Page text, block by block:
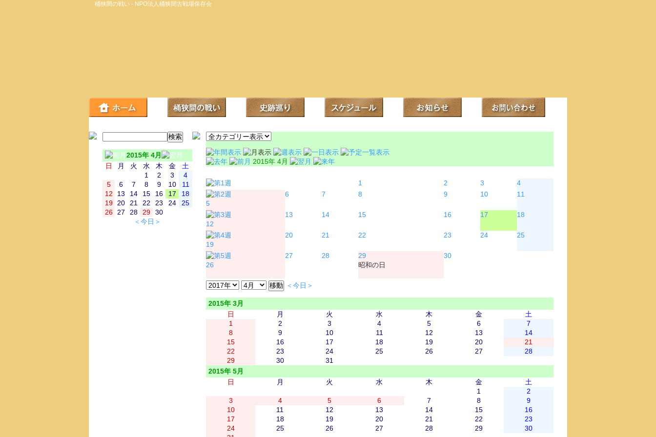
桶狭間の戦い - NPO法人桶狭間古戦場保存会
2015年 4月
日
月 火 水 木 金
土
1
2 3
4
5
6 7 8 9 10
11
12
13 14 15 16 17
18
19
20 21 22 23 24
25
26
27 28 29
30
＜今日＞
2015年 4月
1
2 3 4
5
6 7 8 9 10 11
12
13 14 15 16 17 18
19
20 21 22 23 24 25
26
27 28
29
昭和の日
30
＜今日＞
2015年 3月
日
月 火 水 木 金
土
1
2 3 4 5 6
7
8
9 10 11 12 13
14
15
16 17 18 19 20
21
22
23 24 25 26 27
28
29
30
31
2015年 5月
日
月 火 水 木 金
土
1
2
3
4 5 6 7 8
9
10
11 12 13 14 15
16
17
18 19 20 21 22
23
24
25 26 27 28 29
30